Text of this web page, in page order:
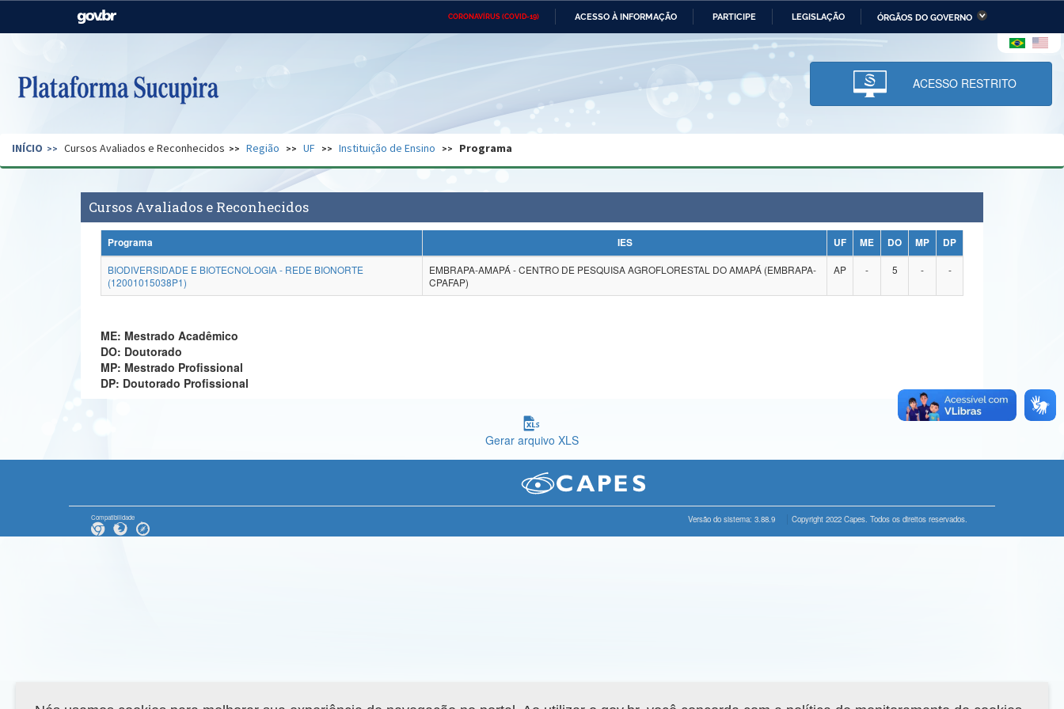
CORONAVÍRUS (COVID-19) ACESSO À INFORMAÇÃO PARTICIPE LEGISLAÇÃO ÓRGÃOS DO GOVERNO
Casa Civil Ministério das Relações Ministério da Economia Ministério da Infraestrutura
Pecuária e Abastecimento
Ministério da Ciência,
Tecnologia, Inovações e
Comunicações
Ministério do Desenvolvimento
Regional e dos Direitos Humanos
Secretaria de Governo Gabinete de Segurança Advocacia-Geral da União Banco Central do Brasil Planalto
ACESSO RESTRITO
INÍCIO Cursos Avaliados e Reconhecidos Região UF Instituição de Ensino Programa
Cursos Avaliados e Reconhecidos
Programa IES UF ME DO MP
DP
BIODIVERSIDADE E BIOTECNOLOGIA - REDE BIONORTE
(12001015038P1)
EMBRAPA-AMAPÁ - CENTRO DE PESQUISA AGROFLORESTAL DO AMAPÁ (EMBRAPA-
CPAFAP)
AP - 5 - -
ME: Mestrado Acadêmico
DO: Doutorado
MP: Mestrado Profissional
DP: Doutorado Profissional
Gerar arquivo XLS
Compatibilidade Versão do sistema: 3.88.9 Copyright 2022 Capes. Todos os direitos reservados.